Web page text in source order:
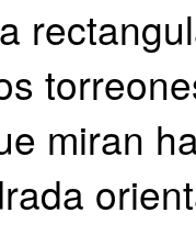
miran